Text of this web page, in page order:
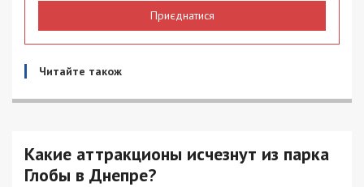
Приєднатися
Читайте також
Какие аттракционы исчезнут из парка
Глобы в Днепре?